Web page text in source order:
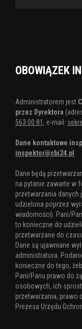
OBOWIĄZEK
Administratorem jest
przez Dyrektora
563 00 81 , e-mail:
Dane kontaktowe
inspektor@cbi24.pl
Dane będą
na pytanie zawarte w
przetwarzania danych
udzielona poprzez
wiadomości). Pani/
to konieczne do
przetwarzane do
Dane są ujawniane
administratora.
konieczne do tego,
Pani/Panu prawo do
osobowych, ich
przetwarzania, prawo
Prezesa Urzędu